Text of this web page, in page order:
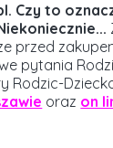
Czy to
przed
pytania
Rodzic-
oraz on